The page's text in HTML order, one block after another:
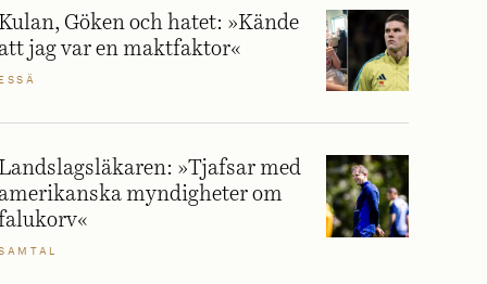
Kulan, Göken och hatet: »Kände
att jag var en maktfaktor«
ESSÄ
»Tjafsar med
amerikanska myndigheter om